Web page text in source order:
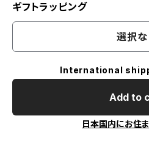
ギフトラッピング
選択な
International
Add to
日本国内にお住